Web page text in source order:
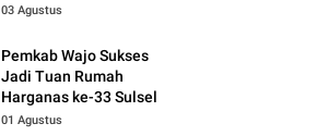
03 Agustus
Pemkab Wajo Sukses
Jadi Tuan Rumah
Harganas ke-33 Sulsel
01 Agustus